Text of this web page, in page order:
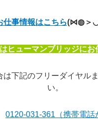
仕事情報はこちら(⋈◍＞
ヒューマンブリッジにお
は下記のフリーダイヤル
い。
0120-031-361（携帯電話